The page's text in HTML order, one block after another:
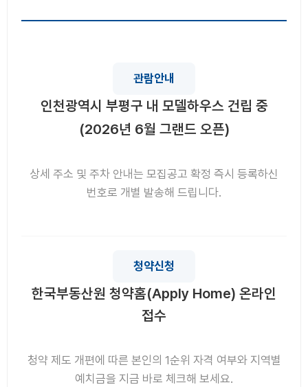
관람안내
인천광역시 부평구 내 모델하우스 건립 중
(2026년 6월 그랜드 오픈)
상세 주소 및 주차 안내는 모집공고 확정 즉시 등록하신
번호로 개별 발송해 드립니다.
청약신청
한국부동산원 청약홈(Apply Home) 온라인
접수
청약 제도 개편에 따른 본인의 1순위 자격 여부와 지역별
예치금을 지금 바로 체크해 보세요.